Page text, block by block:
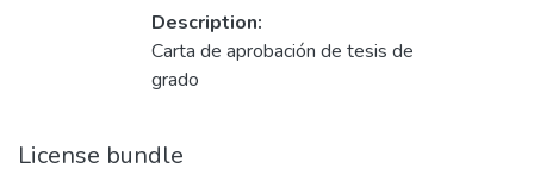
Description:
Carta de aprobación de tesis de
grado
License bundle